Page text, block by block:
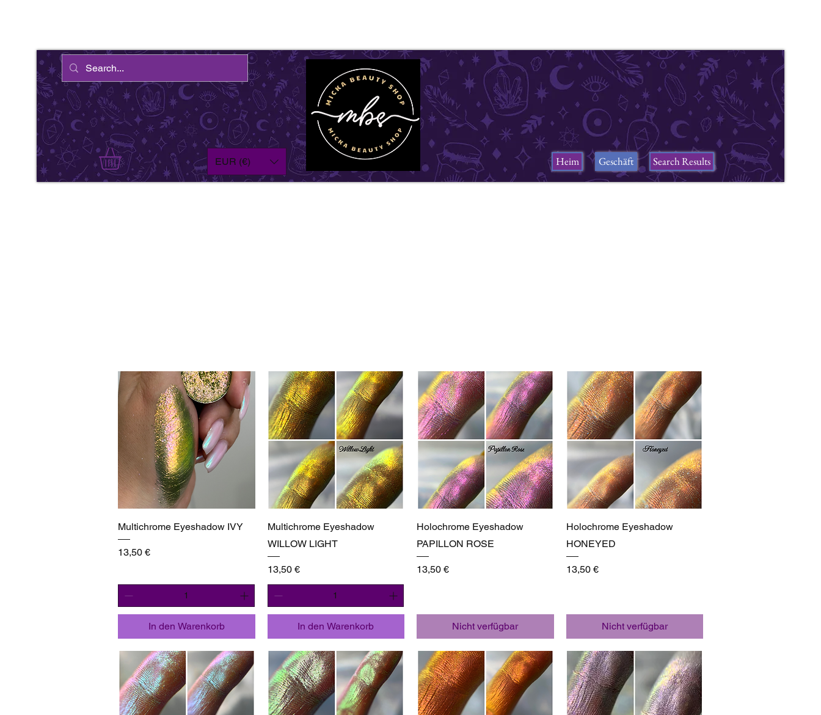
EUR (€) Heim Geschäft Search Results
Schnellansicht
Multichrome Eyeshadow IVY
Preis
13,50 €
In den Warenkorb
Schnellansicht
Multichrome Eyeshadow
WILLOW LIGHT
Preis
13,50 €
In den Warenkorb
Schnellansicht
Holochrome Eyeshadow
PAPILLON ROSE
Preis
13,50 €
Nicht verfügbar
Schnellansicht
Holochrome Eyeshadow
HONEYED
Preis
13,50 €
Nicht verfügbar